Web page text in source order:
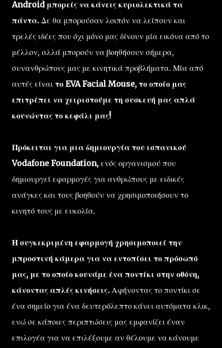
Android μπορείς να κάνεις κυριολεκτικά τα
πάντα. Δε θα μπορούσαν λοιπόν να λείπουν και
τρελές ιδέες που όχι μόνο μας δίνουν μία εικόνα από το
μέλλον, αλλά μπορούν να βοηθήσουν σήμερα,
συνανθρώπους μας με κινητικά προβλήματα. Μία από
αυτές είναι το EVA Facial Mouse, το οποίο μας
επιτρέπει να χειριστούμε τη συσκευή μας απλά
κουνώντας το κεφάλι μας!
Πρόκειται για μια δημιουργία του ισπανικού
Vodafone Foundation, ενός οργανισμού που
δημιουργεί εφαρμογές για ανθρώπους με ειδικές
ανάγκες και τους βοηθούν να χρησιμοποιήσουν το
κινητό τους με ευκολία.
Η συγκεκριμένη εφαρμογή χρησιμοποιεί την
μπροστινή κάμερα για να εντοπίσει το πρόσωπό
μας, με το οποίο κουνάμε ένα ποντίκι στην οθόνη,
κάνοντας απλές κινήσεις. Αφήνοντας το ποντίκι σε
ένα σημείο για ένα δευτερόλεπτο κάνει αυτόματα κλικ,
ενώ σε κάποιες περιπτώσεις μας εμφανίζει έναν
επιλογέα για να επιλέξουμε αν θέλουμε να κάνουμε